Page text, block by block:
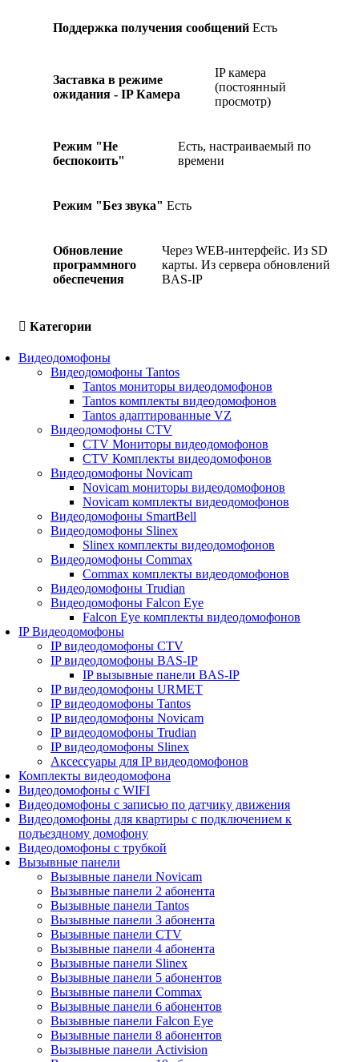
Поддержка получения сообщений Есть
Заставка в режиме
ожидания - IP Камера
IP камера
(постоянный
просмотр)
Режим "Не
беспокоить"
Есть, настраиваемый по
времени
Режим "Без звука" Есть
Обновление
программного
обеспечения
Через WEB-интерфейс. Из SD
карты. Из сервера обновлений
BAS-IP
Категории
Видеодомофоны
Видеодомофоны Tantos
Tantos мониторы видеодомофонов
Tantos комплекты видеодомофонов
Tantos адаптированные VZ
Видеодомофоны CTV
CTV Мониторы видеодомофонов
CTV Комплекты видеодомофонов
Видеодомофоны Novicam
Novicam мониторы видеодомофонов
Novicam комплекты видеодомофонов
Видеодомофоны SmartBell
Видеодомофоны Slinex
Slinex комплекты видеодомофонов
Видеодомофоны Commax
Commax комплекты видеодомофонов
Видеодомофоны Trudian
Видеодомофоны Falcon Eye
Falcon Eye комплекты видеодомофонов
IP Видеодомофоны
IP видеодомофоны CTV
IP видеодомофоны BAS-IP
IP вызывные панели BAS-IP
IP видеодомофоны URMET
IP видеодомофоны Tantos
IP видеодомофоны Novicam
IP видеодомофоны Trudian
IP видеодомофоны Slinex
Аксессуары для IP видеодомофонов
Комплекты видеодомофона
Видеодомофоны с WIFI
Видеодомофоны с записью по датчику движения
Видеодомофоны для квартиры с подключением к
подъездному домофону
Видеодомофоны с трубкой
Вызывные панели
Вызывные панели Novicam
Вызывные панели 2 абонента
Вызывные панели Tantos
Вызывные панели 3 абонента
Вызывные панели CTV
Вызывные панели 4 абонента
Вызывные панели Slinex
Вызывные панели 5 абонентов
Вызывные панели Commax
Вызывные панели 6 абонентов
Вызывные панели Falcon Eye
Вызывные панели 8 абонентов
Вызывные панели Activision